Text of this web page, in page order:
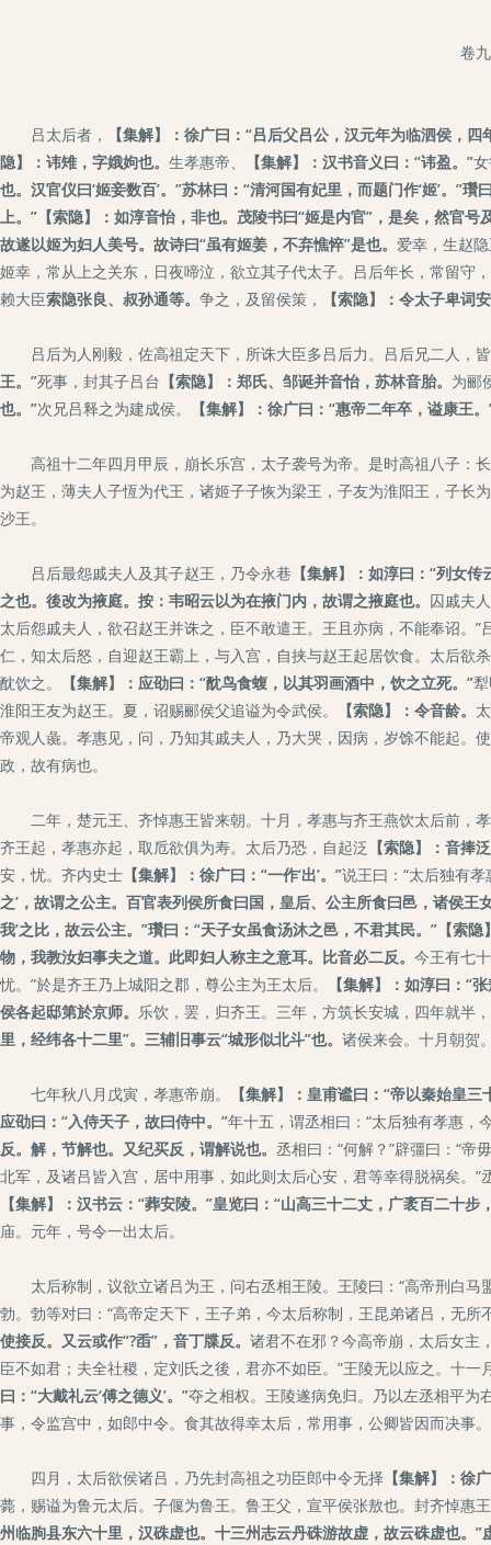
卷
吕太后者，
【集解】：徐广曰：“吕后父吕公，汉元年为临泗侯，
隐】：讳雉，字娥姁也。 生孝惠帝、 【集解】：汉书音义曰：“讳盈。”
也。汉官仪曰‘姬妾数百’。”苏林曰：“清河国有妃里，而题门作‘姬’。”
上。”【索隐】：如淳音怡，非也。茂陵书曰“姬是内官”，是矣，然官
故遂以姬为妇人美号。故诗曰“虽有姬姜，不弃憔悴”是也。 爱幸，生赵
姬幸，常从上之关东，日夜啼泣，欲立其子代太子。吕后年长，常留守
赖大臣索隐张良、叔孙通等。 争之，及留侯策， 【索隐】：令太子卑词
吕后为人刚毅，佐高祖定天下，所诛大臣多吕后力。吕后兄二人，
王。”死事，封其子吕台 【索隐】：郑氏、邹诞并音怡，苏林音胎。 为郦
也。”次兄吕释之为建成侯。 【集解】：徐广曰：“惠帝二年卒，谥康王。
高祖十二年四月甲辰，崩长乐宫，太子袭号为帝。是时高祖八子：
为赵王，薄夫人子恆为代王，诸姬子子恢为梁王，子友为淮阳王，子
沙王。
吕后最怨戚夫人及其子赵王，乃令永巷 【集解】：如淳曰：“列女
之也。後改为掖庭。按：韦昭云以为在掖门内，故谓之掖庭也。 囚戚夫
太后怨戚夫人，欲召赵王并诛之，臣不敢遣王。王且亦病，不能奉诏。
仁，知太后怒，自迎赵王霸上，与入宫，自挟与赵王起居饮食。太后欲
酖饮之。
【集解】：应劭曰：“酖鸟食蝮，以其羽画酒中，饮之立死。”
淮阳王友为赵王。夏，诏赐郦侯父追谥为令武侯。
【索隐】：令音龄。
帝观人彘。孝惠见，问，乃知其戚夫人，乃大哭，因病，岁馀不能起。
政，故有病也。
二年，楚元王、齐悼惠王皆来朝。十月，孝惠与齐王燕饮太后前，
齐王起，孝惠亦起，取卮欲俱为寿。太后乃恐，自起泛 【索隐】：音捧
安，忧。齐内史士 【集解】：徐广曰：“一作‘出’。”说王曰：“太后独有
之’，故谓之公主。百官表列侯所食曰国，皇后、公主所食曰邑，诸侯
我’之比，故云公主。”瓚曰：“天子女虽食汤沐之邑，不君其民。”【索
物，我教汝妇事夫之道。此即妇人称主之意耳。比音必二反。 今王有七
忧。”於是齐王乃上城阳之郡，尊公主为王太后。
【集解】：如淳曰：“
侯各起邸第於京师。 乐饮，罢，归齐王。三年，方筑长安城，四年就半
里，经纬各十二里”。三辅旧事云“城形似北斗”也。 诸侯来会。十月朝贺
七年秋八月戊寅，孝惠帝崩。
【集解】：皇甫谧曰：“帝以秦始皇
应劭曰：“入侍天子，故曰侍中。”年十五，谓丞相曰：“太后独有孝惠，
反。解，节解也。又纪买反，谓解说也。 丞相曰：“何解？”辟彊曰：“帝
北军，及诸吕皆入宫，居中用事，如此则太后心安，君等幸得脱祸矣。
【集解】：汉书云：“葬安陵。”皇览曰：“山高三十二丈，广袤百二十
庙。元年，号令一出太后。
太后称制，议欲立诸吕为王，问右丞相王陵。王陵曰：“高帝刑白马
勃。勃等对曰：“高帝定天下，王子弟，今太后称制，王昆弟诸吕，无
使接反。又云或作“?臿”，音丁牒反。 诸君不在邪？今高帝崩，太后女主
臣不如君；夫全社稷，定刘氏之後，君亦不如臣。”王陵无以应之。十
曰：“大戴礼云‘傅之德义’。”夺之相权。王陵遂病免归。乃以左丞相平为
事，令监宫中，如郎中令。食其故得幸太后，常用事，公卿皆因而决事
四月，太后欲侯诸吕，乃先封高祖之功臣郎中令无择 【集解】：徐
薨，赐谥为鲁元太后。子偃为鲁王。鲁王父，宣平侯张敖也。封齐悼惠
州临朐县东六十里，汉硃虚也。十三州志云丹硃游故虚，故云硃虚也。”